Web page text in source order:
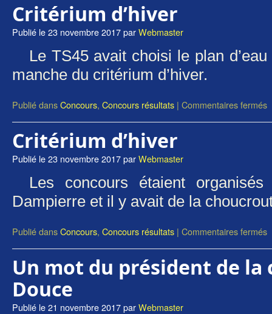
Critérium d’hiver
Publié le23 novembre 2017parWebmaster
Le TS45 avait choisi le plan
manche du critérium d’hiver.
Publié dansConcours, Concours résultats | Commentaires fermés
Critérium d’hiver
Publié le23 novembre 2017parWebmaster
Les concours étaient
Dampierre et il y avait de la
Publié dansConcours, Concours résultats | Commentaires fermés
Un mot du président de la
Douce
Publié le21 novembre 2017parWebmaster